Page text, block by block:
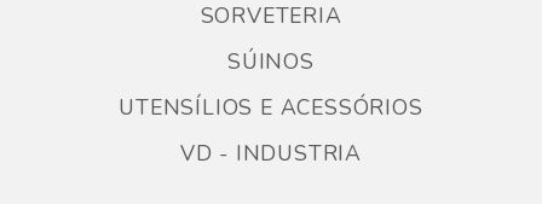
SORVETERIA
SÚINOS
UTENSÍLIOS E ACESSÓRIOS
VD - INDUSTRIA